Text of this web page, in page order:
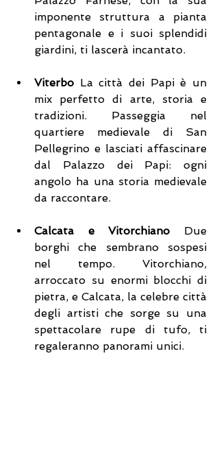
imponente struttura a pianta
pentagonale e i suoi splendidi
giardini, ti lascerà incantato.
Viterbo La città dei Papi è un
mix perfetto di arte, storia e
tradizioni. Passeggia nel
quartiere medievale di San
Pellegrino e lasciati affascinare
dal Palazzo dei Papi: ogni
angolo ha una storia medievale
da raccontare.
Calcata e Vitorchiano Due
borghi che sembrano sospesi
nel tempo. Vitorchiano,
arroccato su enormi blocchi di
pietra, e Calcata, la celebre città
degli artisti che sorge su una
spettacolare rupe di tufo, ti
regaleranno panorami unici.